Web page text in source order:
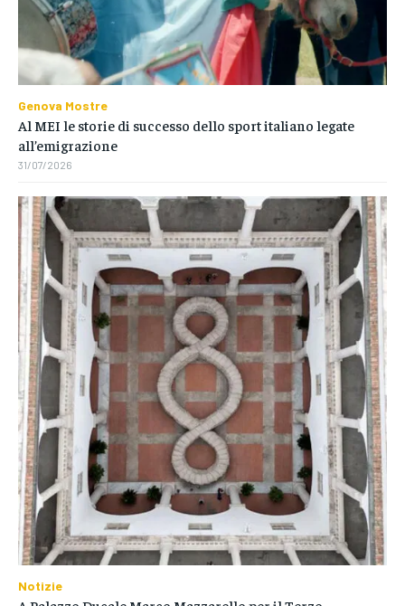
Genova Mostre
Al MEI le storie di successo dello sport italiano legate
all’emigrazione
31/07/2026
Notizie